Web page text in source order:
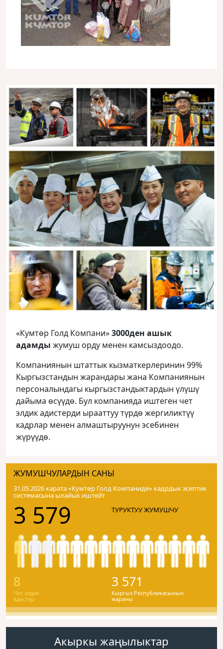
«Кумтөр Голд Компани»3000ден ашык
адамды жумуш орду менен камсыздоодо.
Компаниянын штаттык кызматкерлеринин 99%
Кыргызстандын жарандары жана Компаниянын
персоналындагы кыргызстандыктардын үлүшү
дайыма өсүүдө. Бул компанияда иштеген чет
элдик адистерди ырааттуу түрдө жергиликтүү
кадрлар менен алмаштыруунун эсебинен
жүрүүдө.
ЖУМУШЧУЛАРДЫН САНЫ
31.05.2026 карата «Кумтɵр Голд Компаниде» кадрдык эсептик
системасына ылайык иштейт
3 579 ТУРУКТУУ ЖУМУШЧУ
8
Чет элдик
адистер
3 571
Кыргыз Республикасынын
жараны
Акыркы жаңылыктар